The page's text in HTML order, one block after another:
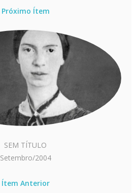
Próximo Ítem
SEM TÍTULO
Setembro/2004
Ítem Anterior